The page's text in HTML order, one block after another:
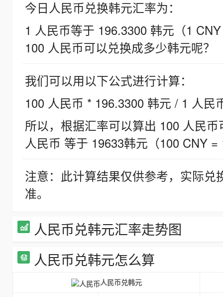
今日人民币兑换韩元汇率为：
1 人民币等于 196.3300 韩元（1
100 人民币可以兑换成多少韩元呢？
我们可以用以下公式进行计算：
100 人民币 * 196.3300 韩元 / 1 人民
所以，根据汇率可以算出 100 人民
人民币 等于 19633韩元（100 CNY =
注意：此计算结果仅供参考，实际
准。
人民币兑韩元汇率走势图
人民币兑韩元怎么算
人民币兑韩元